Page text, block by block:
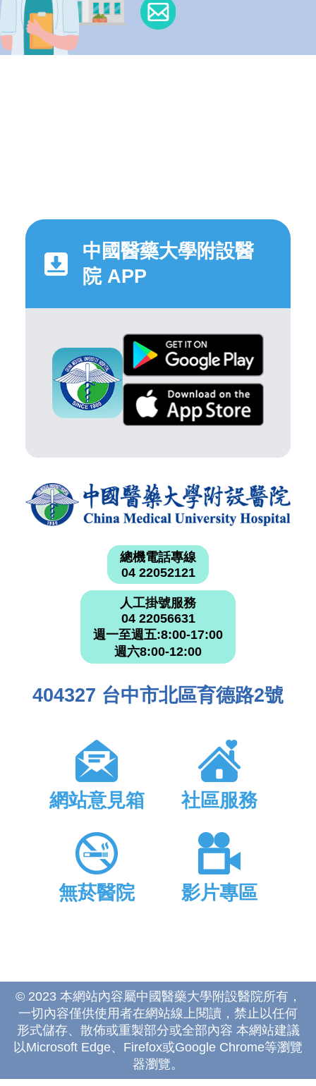
中國醫藥大學附設醫
院 APP
總機電話專線
04 22052121
人工掛號服務
04 22056631
週一至週五:8:00-17:00
週六8:00-12:00
404327 台中市北區育德路2號
網站意見箱 社區服務
無菸醫院 影片專區
© 2023 本網站內容屬中國醫藥大學附設醫院所有，
一切內容僅供使用者在網站線上閱讀，禁止以任何
形式儲存、散佈或重製部分或全部內容 本網站建議
以Microsoft Edge、Firefox或Google Chrome等瀏覽
器瀏覽。